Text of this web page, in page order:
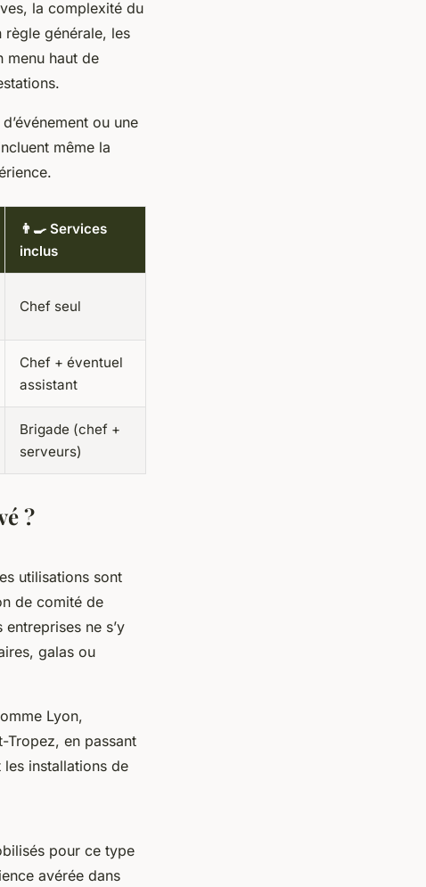
la complexité du
générale, les
menu haut de
ou une
même la
👨‍🍳 Services
inclus
Chef seul
Chef + éventuel
assistant
Brigade (chef +
serveurs)
?
utilisations sont
de comité de
ne s’y
galas ou
Lyon,
Tropez, en passant
installations de
pour ce type
avérée dans